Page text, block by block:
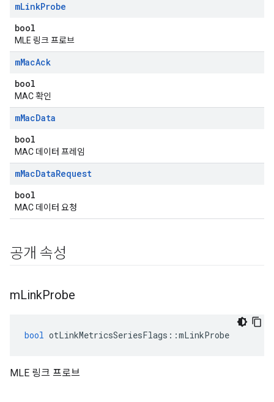
mLinkProbe
bool
MLE 링크 프로브
mMacAck
bool
MAC 확인
mMacData
bool
MAC 데이터 프레임
mMacDataRequest
bool
MAC 데이터 요청
공개 속성
mLinkProbe
bool otLinkMetricsSeriesFlags ::mLinkProbe
MLE 링크 프로브